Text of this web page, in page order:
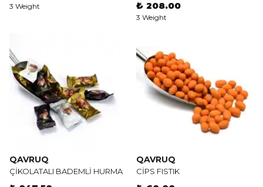
3 Weight ₺ 208.00
3 Weight
QAVRUQ
ÇİKOLATALI BADEMLİ HURMA
QAVRUQ
CİPS FISTIK